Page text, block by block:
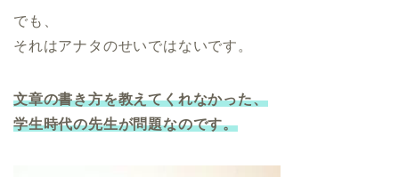
でも、
それはアナタのせいではないです。
文章の書き方を教えてくれなかった、
学生時代の先生が問題なのです。